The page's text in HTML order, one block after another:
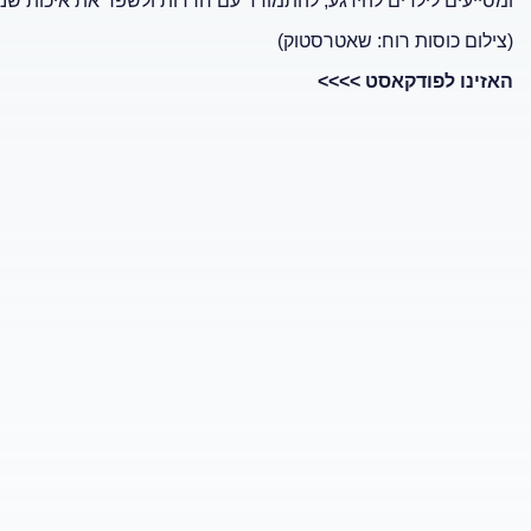
(צילום כוסות רוח: שאטרסטוק)
האזינו לפודקאסט >>>>